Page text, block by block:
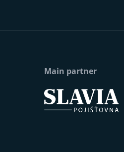
Main partner